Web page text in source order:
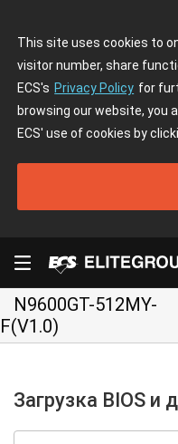
This site uses cookies to
visitor number, share
ECS's Privacy Policy for
browsing our website, you
ECS' use of cookies by
N9600GT-512MY-
F(V1.0)
Загрузка BIOS и